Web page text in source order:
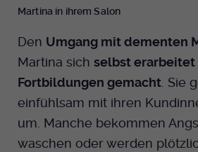
Martina in ihrem Salon
Den Umgang mit dementen
Martina sich selbst erarbeitet
Fortbildungen gemacht. Sie
einfühlsam mit ihren
um. Manche bekommen
waschen oder werden